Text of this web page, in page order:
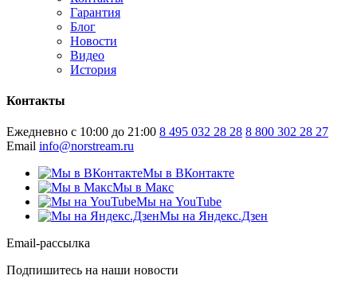
Гарантия
Блог
Новости
Видео
История
Контакты
Ежедневно с 10:00 до 21:00 8 495 032 28 28 8 800 302 28 27
Email info@norstream.ru
Мы в ВКонтакте
Мы в Макс
Мы на YouTube
Мы на Яндекс.Дзен
Email-рассылка
Подпишитесь на наши новости